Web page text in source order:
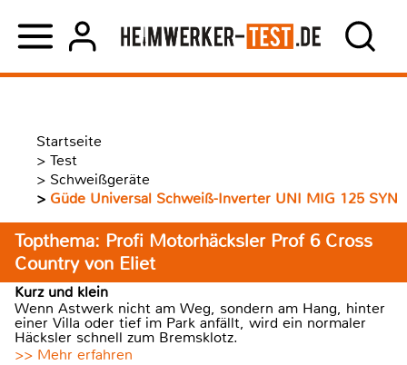
Startseite
> Test
> Schweißgeräte
> Güde Universal Schweiß-Inverter UNI MIG 125 SYN
Topthema: Profi Motorhäcksler Prof 6 Cross
Country von Eliet
Kurz und klein
Wenn Astwerk nicht am Weg, sondern am Hang, hinter
einer Villa oder tief im Park anfällt, wird ein normaler
Häcksler schnell zum Bremsklotz.
>> Mehr erfahren